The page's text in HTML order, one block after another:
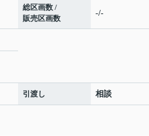
総区画数 /
販売区画数
-/-
引渡し 相談